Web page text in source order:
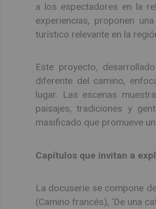
a los espectadores en la
experiencias, proponen
turístico relevante en la
Este proyecto,
diferente del camino,
lugar. Las escenas
paisajes, tradiciones y
masificado que promueve
Capítulos que invitan a
La docuserie se compone
(Camino francés), ‘De una